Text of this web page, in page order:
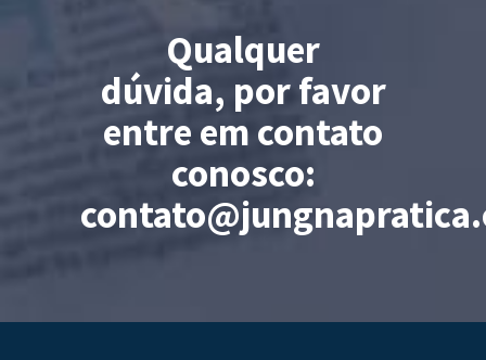
Qualquer
dúvida, por favor
entre em contato
conosco: